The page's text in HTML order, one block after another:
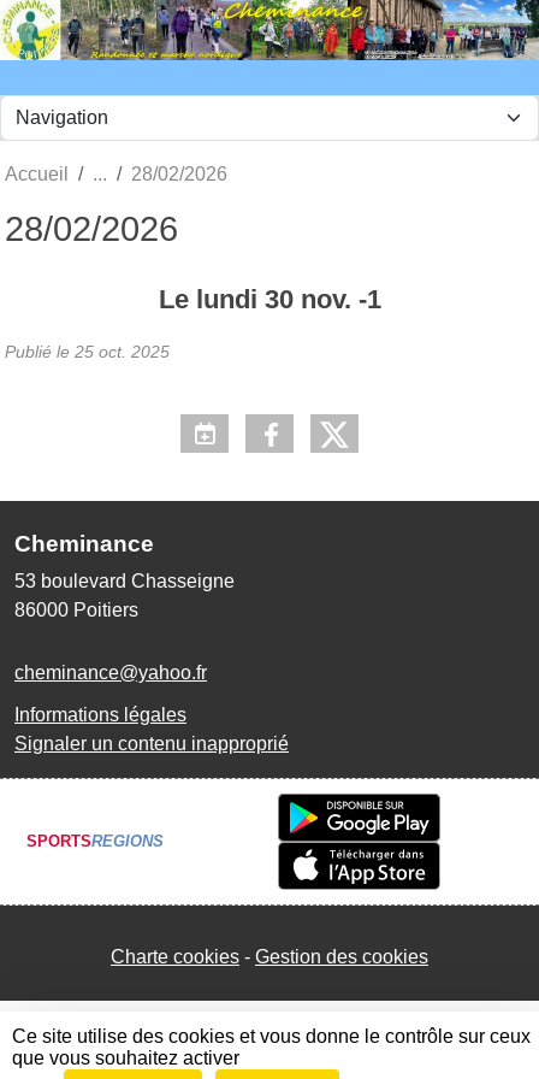
Accueil 28/02/2026
28/02/2026
Le lundi 30 nov. -1
Publié le 25 oct. 2025
Cheminance
53 boulevard Chasseigne
86000 Poitiers
cheminance@yahoo.fr
Informations légales
Signaler un contenu inapproprié
SPORTSREGIONS
Charte cookies Gestion des cookies
Panneau de gestion des cookies
Ce site utilise des cookies et vous donne le contrôle sur ceux
que vous souhaitez activer